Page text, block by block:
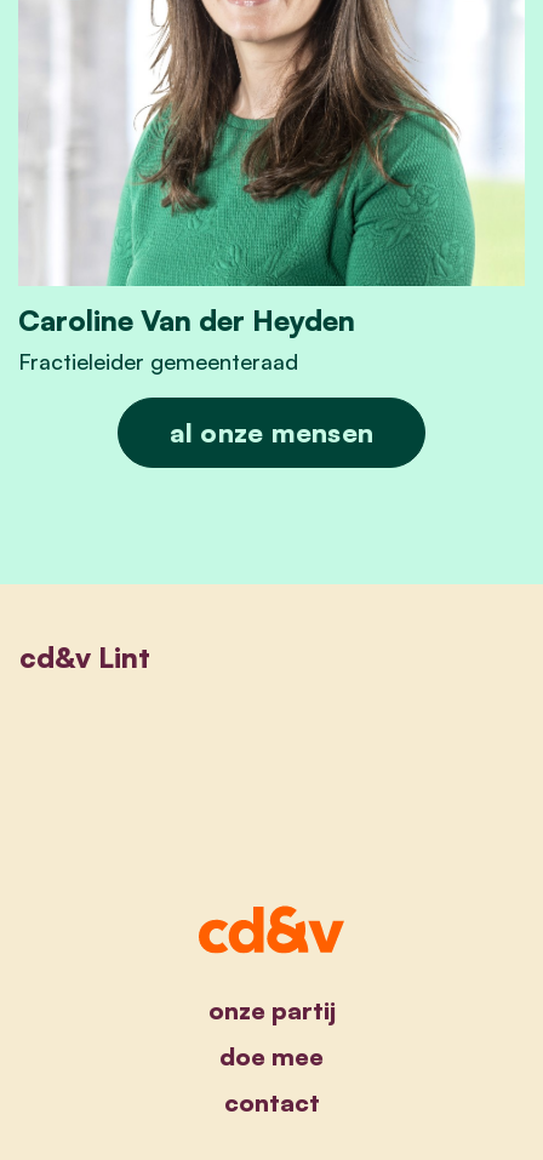
Caroline Van der Heyden
Fractieleider gemeenteraad
Caroline Van der Heyden
al onze mensen
cd&v Lint
onze partij
doe mee
contact